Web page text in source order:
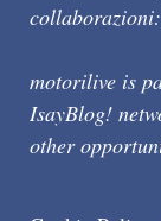
collaborazioni:
motorilive is
IsayBlog!
other